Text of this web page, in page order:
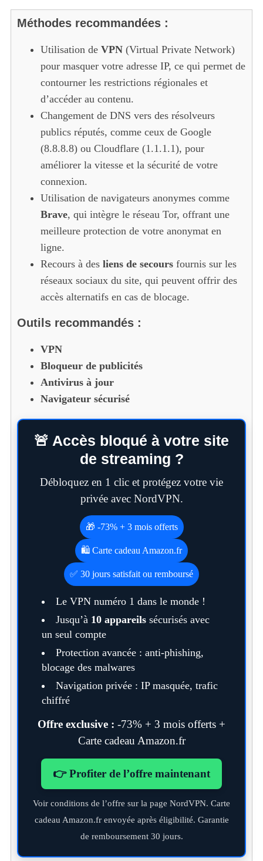
Méthodes recommandées :
Utilisation de VPN(Virtual Private Network)
pour masquer votre adresse IP, ce qui permet de
contourner les restrictions régionales et
d’accéder au contenu.
Changement de DNS vers des résolveurs
publics réputés, comme ceux de Google
(8.8.8.8) ou Cloudflare (1.1.1.1), pour
améliorer la vitesse et la sécurité de votre
connexion.
Utilisation de navigateurs anonymes comme
Brave, qui intègre le réseau Tor, offrant une
meilleure protection de votre anonymat en
ligne.
Recours à des liens de secoursfournis sur les
réseaux sociaux du site, qui peuvent offrir des
accès alternatifs en cas de blocage.
Outils recommandés :
VPN
Bloqueur de publicités
Antivirus à jour
Navigateur sécurisé
🚨 Accès bloqué à votre site
de streaming ?
Débloquez en 1 clic et protégez votre vie
privée avec NordVPN.
🎁 -73% + 3 mois offerts
🛍️ Carte cadeau Amazon.fr
✅ 30 jours satisfait ou remboursé
Le VPN numéro 1 dans le monde !
Jusqu’à 10 appareilssécurisés avec
un seul compte
Protection avancée : anti-phishing,
blocage des malwares
Navigation privée : IP masquée, trafic
chiffré
Offre exclusive : -73% + 3 mois offerts +
Carte cadeau Amazon.fr
👉 Profiter de l’offre maintenant
Voir conditions de l’offre sur la page NordVPN. Carte
cadeau Amazon.fr envoyée après éligibilité. Garantie
de remboursement 30 jours.